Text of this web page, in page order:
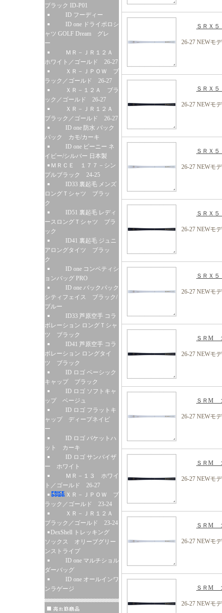
ブラック ID-P01
ID フーディー
ID one ドライポロシ
ャツ GOLF Dream グレ
ー
ＭＲ－ＪＲ１２Ａ
ホワイト／ゴールド 26-27
ＸＲ－ＪＰＯＷ ブ
ラック／ゴールド 26-27
ＸＲ－１２Ａ ブラ
ック／ゴールド 26-27
ＸＲ－ＪＲ１２Ａ
ブラック／ゴールド 26-27
ID one 防水 バック
パック カモ/カーキ
ID one ビーニー ネ
イビー/シルバー 日本製
ＭＲＣＥ １７７－シン
プルブラック 24-25
ID33 裏起毛 メンズ
ロングＴシャツ ブラッ
ク
ID51 裏起毛 レディ
ースロングＴシャツ ブラ
ック
ID41 裏起毛 ジュニ
アロングタイツ ブラッ
ク
ID one コンペティシ
ョンバッグ PRO
ID one バックパック
シティフェイス ブラック/
ブルー
ID33 芦原空手 コラ
ボレーション ロングＴシャ
ツ ブラック
ID41 芦原空手 コラ
ボレーション ロングタイ
ツ ブラック
ID ロゴ ベーシック
キャップ ブラック
ID ロゴ ソフトキャ
ップ ベージュ
ID ロゴ フラットキ
ャップ ディープネイビ
ー
ID ロゴ バケットハ
ット カーキ
ID ロゴ サンバイザ
ー ホワイト
ＭＲ－１３ ホワイ
ト／ゴールド 26-27
ＸＲ－ＪＰＯＷ ブ
ラック／ゴールド 23-24
ＸＲ－ＪＲ１２Ａ
ブラック／ゴールド 23-24
DexShell トレッキング
ソックス オリーブグリー
ンストライプ
ID one マルチショル
ダーバッグ
ID one オールインワ
ンラゲージ
ＳＲＸ
26-27 NEWモ
ＳＲＸ
26-27 NEWモ
ＳＲＸ
26-27 NEWモ
ＳＲＸ
26-27 NEWモ
ＳＲＸ
26-27 NEWモ
ＳＲM
26-27 NEWモ
ＳＲM
26-27 NEWモ
ＳＲM
26-27 NEWモ
ＳＲM
26-27 NEWモ
ＳＲM
26-27 NEWモ